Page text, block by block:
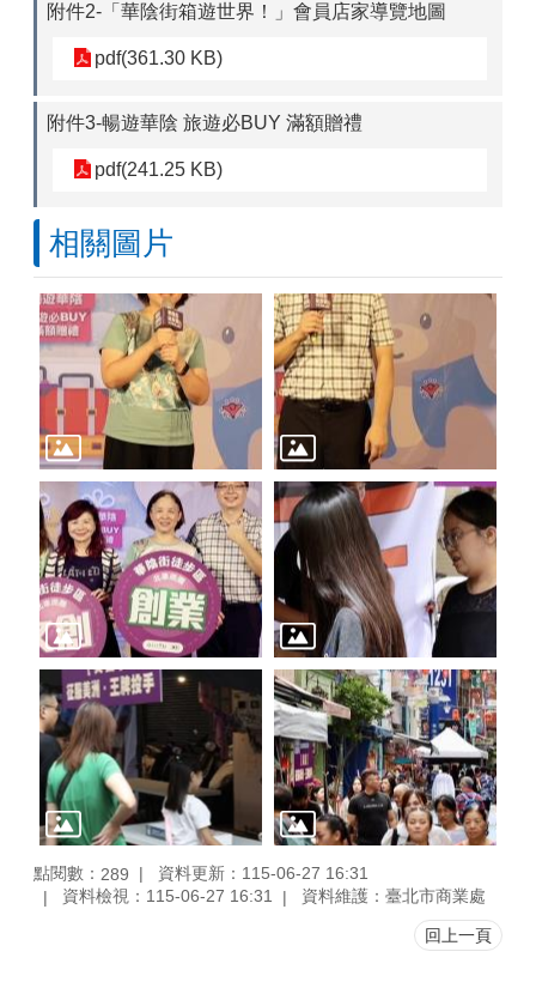
附件2-「華陰街箱遊世界！」會員店家導覽地圖
pdf(361.30 KB)
附件3-暢遊華陰 旅遊必BUY 滿額贈禮
pdf(241.25 KB)
相關圖片
點閱數： 289
資料更新：115-06-27 16:31
資料檢視：115-06-27 16:31
資料維護：臺北市商業處
回上一頁